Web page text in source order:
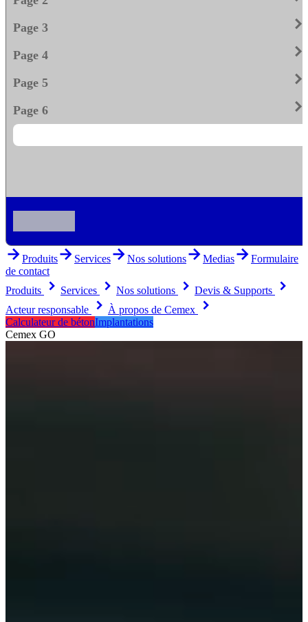
Page 3 keyboard_arrow_right
Page 4 keyboard_arrow_right
Page 5 keyboard_arrow_right
Page 6 keyboard_arrow_right
arrow_forwardProduitsarrow_forward Servicesarrow_forwardNos solutionsarrow_forwardMediasarrow_forwardFormulaire
de contact
Produits
keyboard_arrow_right Services keyboard_arrow_right Nos solutions keyboard_arrow_right Devis & Supports keyboard_arrow_right
Acteur responsable keyboard_arrow_right À propos de Cemex keyboard_arrow_right
Calculateur de bétonImplantations
Cemex GO